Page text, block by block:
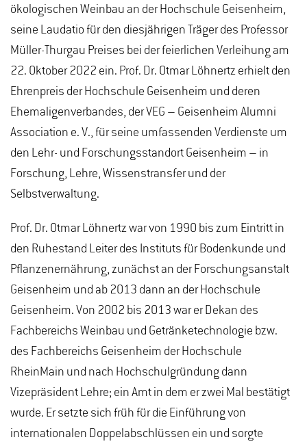
ökologischen Weinbau an der Hochschule Geisenheim,
seine Laudatio für den diesjährigen Träger des Professor
Müller-Thurgau Preises bei der feierlichen Verleihung am
22. Oktober 2022 ein. Prof. Dr. Otmar Löhnertz erhielt den
Ehrenpreis der Hochschule Geisenheim und deren
Ehemaligenverbandes, der VEG – Geisenheim Alumni
Association e. V., für seine umfassenden Verdienste um
den Lehr- und Forschungsstandort Geisenheim – in
Forschung, Lehre, Wissenstransfer und der
Selbstverwaltung.
Prof. Dr. Otmar Löhnertz war von 1990 bis zum Eintritt in
den Ruhestand Leiter des Instituts für Bodenkunde und
Pflanzenernährung, zunächst an der Forschungsanstalt
Geisenheim und ab 2013 dann an der Hochschule
Geisenheim. Von 2002 bis 2013 war er Dekan des
Fachbereichs Weinbau und Getränketechnologie bzw.
des Fachbereichs Geisenheim der Hochschule
RheinMain und nach Hochschulgründung dann
Vizepräsident Lehre; ein Amt in dem er zwei Mal bestätigt
wurde. Er setzte sich früh für die Einführung von
internationalen Doppelabschlüssen ein und sorgte